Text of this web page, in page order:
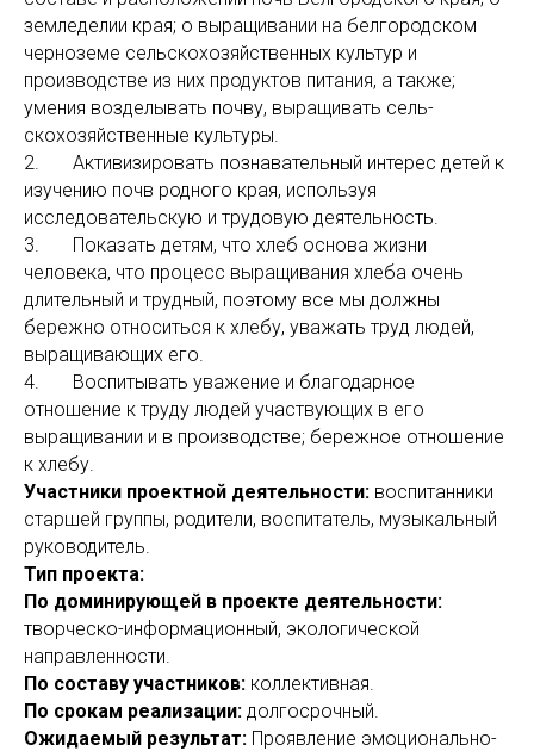
земледелии края; о выращивании на белгородском
черноземе сельскохозяйственных культур и
производстве из них продуктов питания, а также;
умения возделывать почву, выращивать сель­
скохозяйственные культуры.
2. Активизировать познавательный интерес детей к
изучению почв родного края, используя
исследовательскую и трудовую деятельность.
3. Показать детям, что хлеб основа жизни
человека, что процесс выращивания хлеба очень
длительный и трудный, поэтому все мы должны
бережно относиться к хлебу, уважать труд людей,
выращивающих его.
4. Воспитывать уважение и благодарное
отношение к труду людей участвующих в его
выращивании и в производстве; бережное отношение
к хлебу.
Участники проектной деятельности: воспитанники
старшей группы, родители, воспитатель, музыкальный
руководитель.
Тип проекта:
По доминирующей в проекте деятельности:
творческо-информационный, экологической
направленности.
По составу участников: коллективная.
По срокам реализации: долгосрочный.
Ожидаемый результат: Проявление эмоционально-